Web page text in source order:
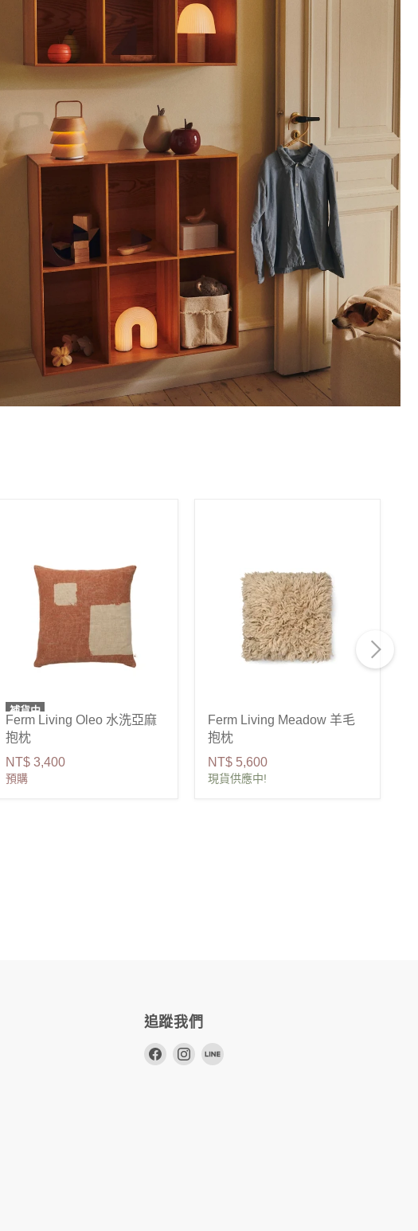
補貨中
Ferm Living Oleo 水洗亞麻
抱枕
NT$ 3,400
預購
Ferm Living Meadow 羊毛
抱枕
NT$ 5,600
現貨供應中!
追蹤我們
在
在
在